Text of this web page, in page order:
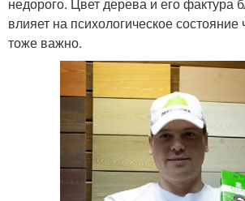
влияет на психологическое состояние
тоже важно.